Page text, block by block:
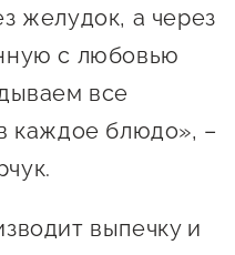
желудок, а через
с любовью
все
каждое блюдо», –
выпечку и